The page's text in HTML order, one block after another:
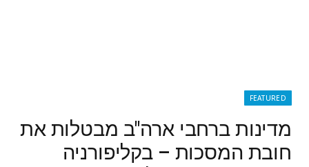
FEATURED
מדינות ברחבי ארה"ב מבטלות את
חובת המסכות – בקליפורניה